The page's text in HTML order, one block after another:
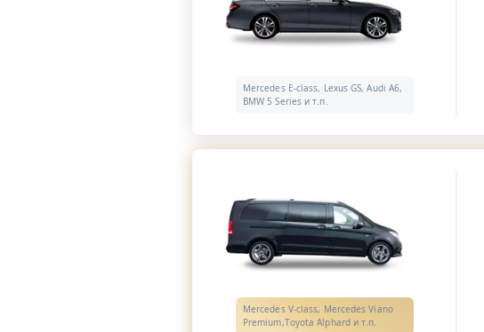
Mercedes E-class, Lexus GS, Audi A6,
BMW 5 Series и т.п.
Mercedes V-class, Mercedes Viano
Premium,Toyota Alphard и т.п.